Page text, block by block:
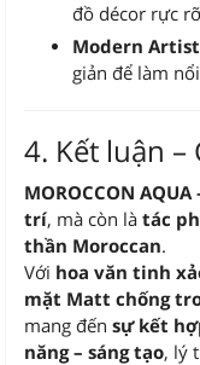
đồ décor rực
Modern
giản để làm
4. Kết luận –
MOROCCON AQUA
trí, mà còn là tác
thần Moroccan.
Với hoa văn tinh
mặt Matt chống
mang đến sự kết
năng – sáng tạo, lý